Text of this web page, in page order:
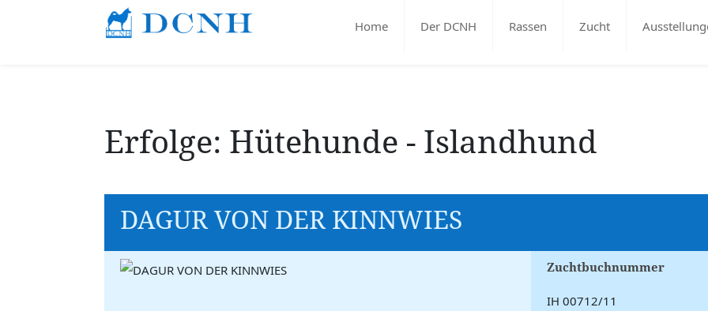
Home Der DCNH Rassen Zucht
Erfolge: Hütehunde - Islandhund
DAGUR VON DER KINNWIES
Zuchtbuchnummer
IH 00712/11